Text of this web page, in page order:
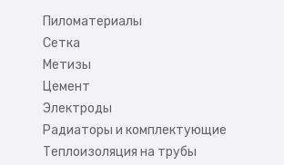
Пиломатериалы
Сетка
Метизы
Цемент
Электроды
Радиаторы и комплектующие
Теплоизоляция на трубы